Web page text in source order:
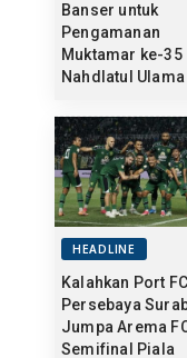
Banser untuk
Pengamanan
Muktamar ke-35
Nahdlatul Ulama
HEADLINE
Kalahkan Port
Persebaya
Jumpa Arema
Semifinal Piala